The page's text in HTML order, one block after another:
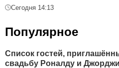
Сегодня 14:13
Популярное
Список гостей,
свадьбу Роналду и